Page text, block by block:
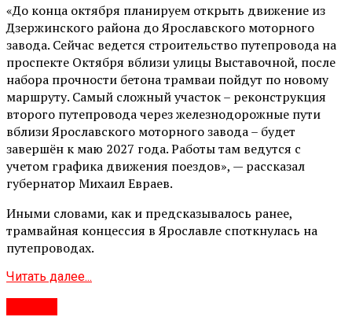
«До конца октября планируем открыть движение из
Дзержинского района до Ярославского моторного
завода. Сейчас ведется строительство путепровода на
проспекте Октября вблизи улицы Выставочной, после
набора прочности бетона трамваи пойдут по новому
маршруту. Самый сложный участок – реконструкция
второго путепровода через железнодорожные пути
вблизи Ярославского моторного завода – будет
завершён к маю 2027 года. Работы там ведутся с
учетом графика движения поездов», — рассказал
губернатор Михаил Евраев.
Иными словами, как и предсказывалось ранее,
трамвайная концессия в Ярославле споткнулась на
путепроводах.
Читать далее...